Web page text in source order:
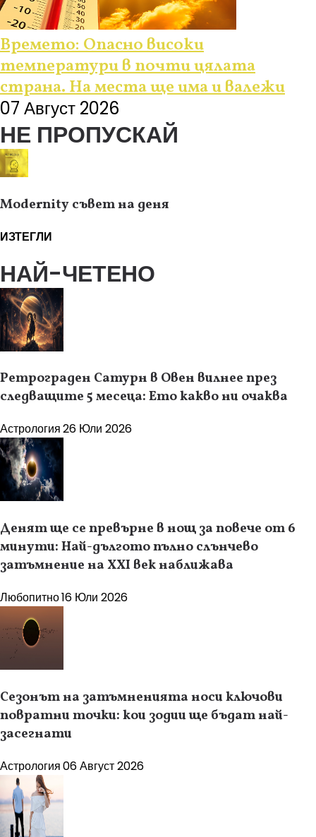
Времето: Опасно високи
температури в почти цялата
страна. На места ще има и валежи
07 Август 2026
НЕ ПРОПУСКАЙ
Modernity съвет на деня
ИЗТЕГЛИ
НАЙ-ЧЕТЕНО
Ретрограден Сатурн в Овен вилнее през
следващите 5 месеца: Ето какво ни очаква
Астрология26 Юли 2026
Денят ще се превърне в нощ за повече от 6
минути: Най-дългото пълно слънчево
затъмнение на XXI век наближава
Любопитно16 Юли 2026
Сезонът на затъмненията носи ключови
повратни точки: кои зодии ще бъдат най-
засегнати
Астрология06 Август 2026